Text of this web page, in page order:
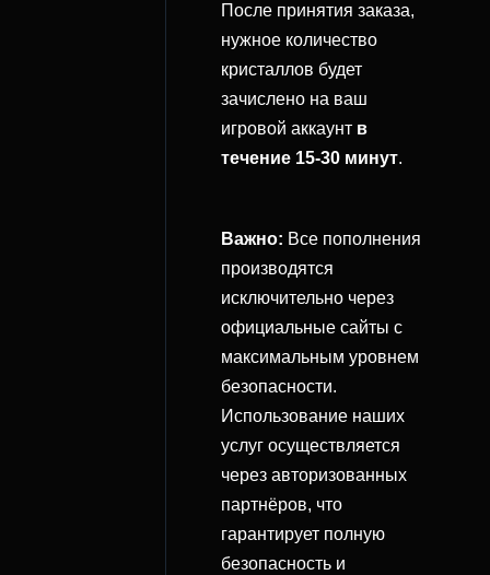
После принятия заказа,
нужное количество
кристаллов будет
зачислено на ваш
игровой аккаунт в
течение 15-30 минут.
Важно: Все пополнения
производятся
исключительно через
официальные сайты с
максимальным уровнем
безопасности.
Использование наших
услуг осуществляется
через авторизованных
партнёров, что
гарантирует полную
безопасность и